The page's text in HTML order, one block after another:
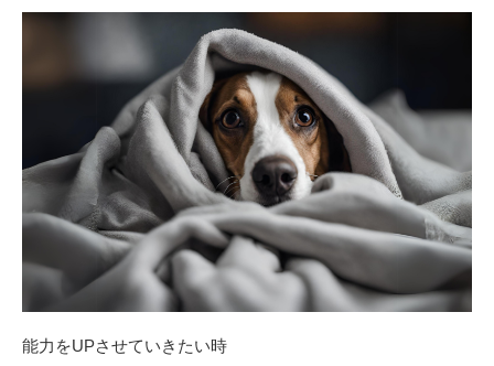
能力をUPさせていきたい時